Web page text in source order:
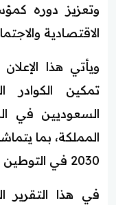
وتعزيز دوره
الاقتصادية
ويأتي هذا
تمكين الكوادر
السعوديين في
المملكة، بما
2030 في التوطين وتنمية رأس المال البشري.
في هذا